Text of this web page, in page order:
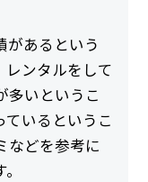
があるという
レンタルをして
多いというこ
ているというこ
などを参考に